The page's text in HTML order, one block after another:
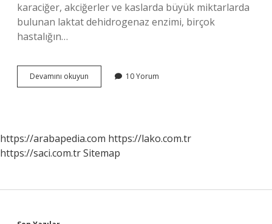
karaciğer, akciğerler ve kaslarda büyük miktarlarda
bulunan laktat dehidrogenaz enzimi, birçok
hastalığın…
Devamını okuyun
Için
10 Yorum
https://arabapedia.com https://lako.com.tr
https://saci.com.trSitemap